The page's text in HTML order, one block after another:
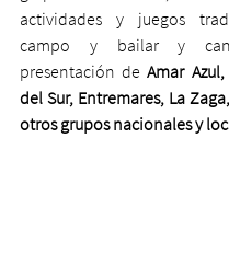
actividades y juegos
campo y bailar y
presentación de Amar
del Sur, Entremares, La
otros grupos nacionales y